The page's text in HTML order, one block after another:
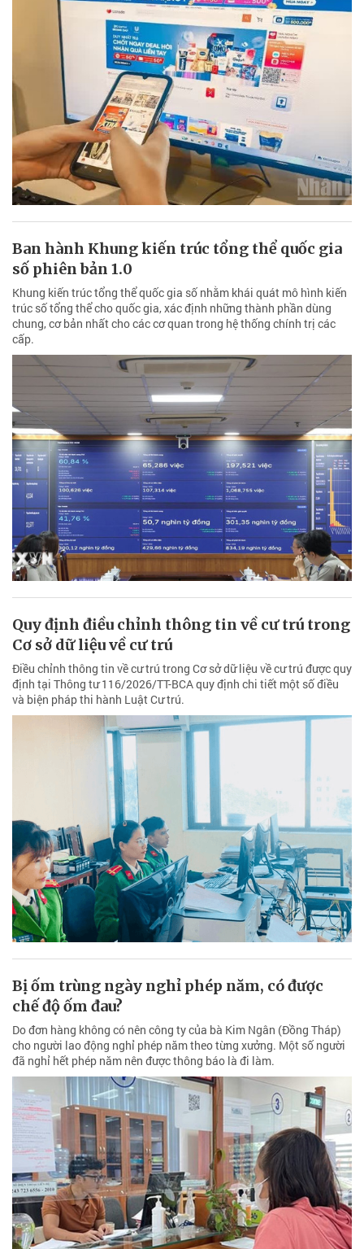
Ban hành Khung kiến trúc tổng thể quốc gia
số phiên bản 1.0
Khung kiến trúc tổng thể quốc gia số nhằm khái quát mô hình kiến
trúc số tổng thể cho quốc gia, xác định những thành phần dùng
chung, cơ bản nhất cho các cơ quan trong hệ thống chính trị các
cấp.
Quy định điều chỉnh thông tin về cư trú trong
Cơ sở dữ liệu về cư trú
Điều chỉnh thông tin về cư trú trong Cơ sở dữ liệu về cư trú được quy
định tại Thông tư 116/2026/TT-BCA quy định chi tiết một số điều
và biện pháp thi hành Luật Cư trú.
Bị ốm trùng ngày nghỉ phép năm, có được
chế độ ốm đau?
Do đơn hàng không có nên công ty của bà Kim Ngân (Đồng Tháp)
cho người lao động nghỉ phép năm theo từng xưởng. Một số người
đã nghỉ hết phép năm nên được thông báo là đi làm.